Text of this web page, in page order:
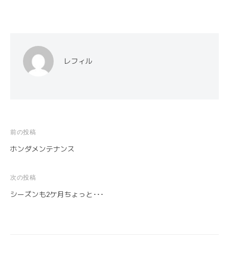
レフィル
投
稿
ナ
ビ
前の投稿
ホンダメンテナンス
次の投稿
シーズンも2ケ月ちょっと･･･